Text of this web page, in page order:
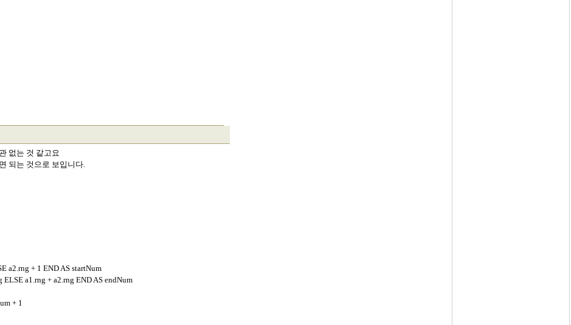
없는 것 같고요
되는 것으로 보입니다.
a2.rng + 1 END AS startNum
a1.rng + a2.rng END AS endNum
+ 1